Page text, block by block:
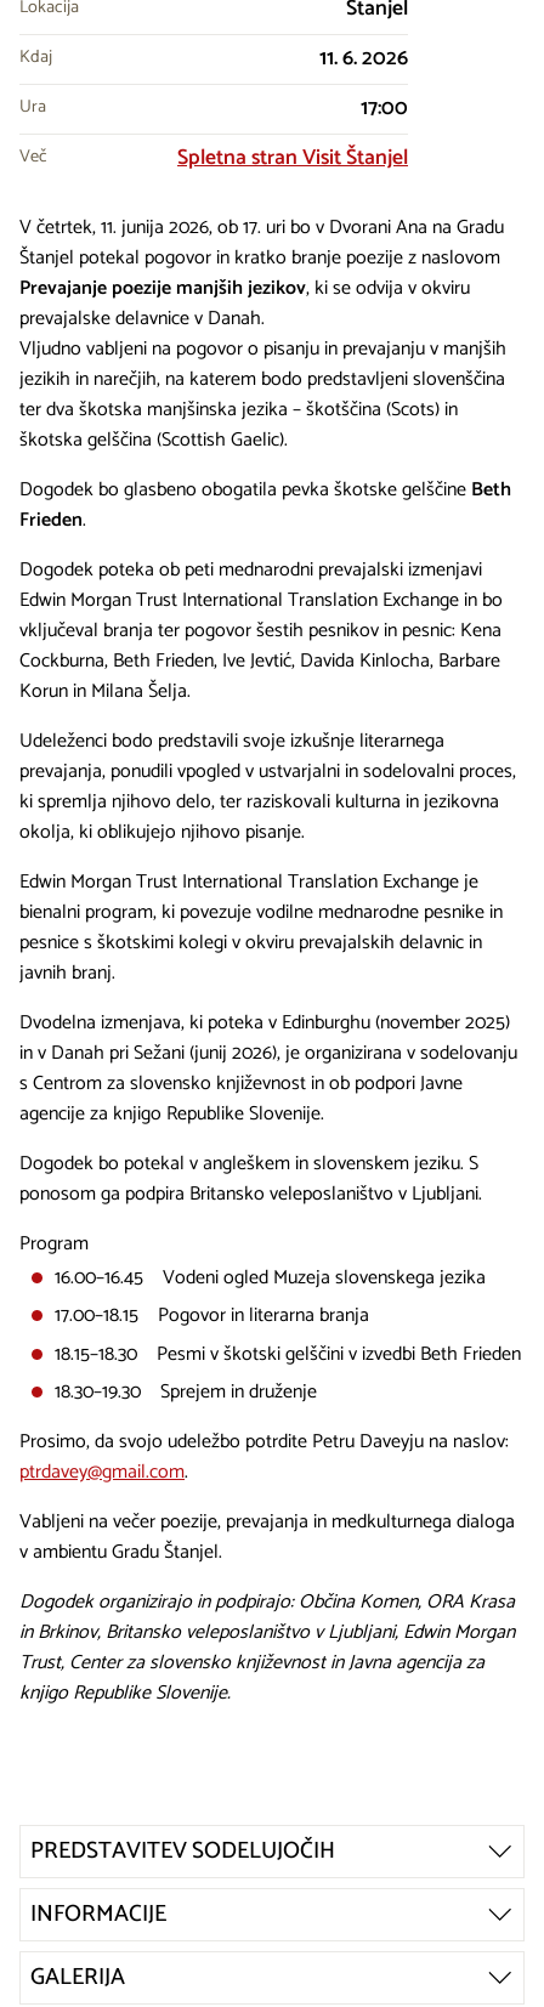
Lokacija Štanjel
Kdaj 11. 6. 2026
Ura 17:00
Več Spletna stran Visit Štanjel
V četrtek, 11. junija 2026, ob 17. uri bo v Dvorani Ana na Gradu
Štanjel potekal pogovor in kratko branje poezije z naslovom
Prevajanje poezije manjših jezikov, ki se odvija v okviru
prevajalske delavnice v Danah.
Vljudno vabljeni na pogovor o pisanju in prevajanju v manjših
jezikih in narečjih, na katerem bodo predstavljeni slovenščina
ter dva škotska manjšinska jezika – škotščina (Scots) in
škotska gelščina (Scottish Gaelic).
Dogodek bo glasbeno obogatila pevka škotske gelščineBeth
Frieden.
Dogodek poteka ob peti mednarodni prevajalski izmenjavi
Edwin Morgan Trust International Translation Exchange in bo
vključeval branja ter pogovor šestih pesnikov in pesnic: Kena
Cockburna, Beth Frieden, Ive Jevtić, Davida Kinlocha, Barbare
Korun in Milana Šelja.
Udeleženci bodo predstavili svoje izkušnje literarnega
prevajanja, ponudili vpogled v ustvarjalni in sodelovalni proces,
ki spremlja njihovo delo, ter raziskovali kulturna in jezikovna
okolja, ki oblikujejo njihovo pisanje.
Edwin Morgan Trust International Translation Exchange je
bienalni program, ki povezuje vodilne mednarodne pesnike in
pesnice s škotskimi kolegi v okviru prevajalskih delavnic in
javnih branj.
Dvodelna izmenjava, ki poteka v Edinburghu (november 2025)
in v Danah pri Sežani (junij 2026), je organizirana v sodelovanju
s Centrom za slovensko književnost in ob podpori Javne
agencije za knjigo Republike Slovenije.
Dogodek bo potekal v angleškem in slovenskem jeziku. S
ponosom ga podpira Britansko veleposlaništvo v Ljubljani.
Program
16.00–16.45 Vodeni ogled Muzeja slovenskega jezika
17.00–18.15 Pogovor in literarna branja
18.15–18.30 Pesmi v škotski gelščini v izvedbi Beth Frieden
18.30–19.30 Sprejem in druženje
Prosimo, da svojo udeležbo potrdite Petru Daveyju na naslov:
ptrdavey@gmail.com.
Vabljeni na večer poezije, prevajanja in medkulturnega dialoga
v ambientu Gradu Štanjel.
Dogodek organizirajo in podpirajo: Občina Komen, ORA Krasa
in Brkinov, Britansko veleposlaništvo v Ljubljani, Edwin Morgan
Trust, Center za slovensko književnost in Javna agencija za
knjigo Republike Slovenije.
PREDSTAVITEV SODELUJOČIH
INFORMACIJE
GALERIJA